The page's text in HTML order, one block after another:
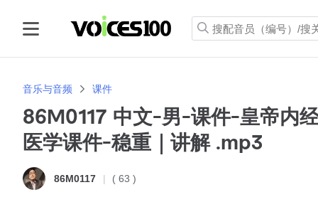
音乐与音频 课件
86M0117 中文-男-课件-皇帝内
医学课件-稳重｜讲解 .mp3
86M0117 ( 63 )